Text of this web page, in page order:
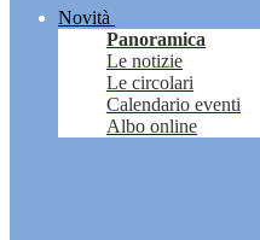
Novità
Panoramica
Le notizie
Le circolari
Calendario eventi
Albo online